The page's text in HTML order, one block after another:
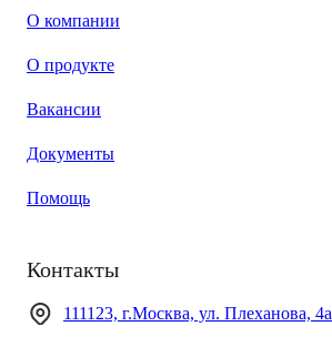
О компании
О продукте
Вакансии
Документы
Помощь
Контакты
111123, г.Москва, ул. Плеханова, 4а